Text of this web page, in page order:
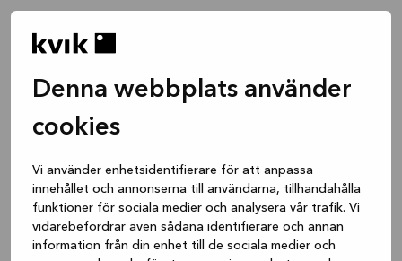
Denna webbplats använder
cookies
Vi använder enhetsidentifierare för att anpassa
innehållet och annonserna till användarna, tillhandahålla
funktioner för sociala medier och analysera vår trafik. Vi
vidarebefordrar även sådana identifierare och annan
information från din enhet till de sociala medier och